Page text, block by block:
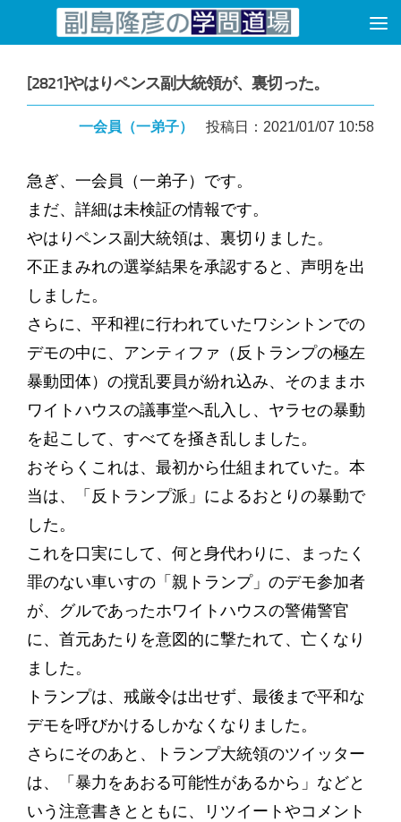
コンテンツへスキップ
[2821]やはりペンス副大統領が、裏切った。
一会員（一弟子） 投稿日：2021/01/07 10:58
急ぎ、一会員（一弟子）です。
まだ、詳細は未検証の情報です。
やはりペンス副大統領は、裏切りました。
不正まみれの選挙結果を承認すると、声明を出
しました。
さらに、平和裡に行われていたワシントンでの
デモの中に、アンティファ（反トランプの極左
暴動団体）の撹乱要員が紛れ込み、そのままホ
ワイトハウスの議事堂へ乱入し、ヤラセの暴動
を起こして、すべてを掻き乱しました。
おそらくこれは、最初から仕組まれていた。本
当は、「反トランプ派」によるおとりの暴動で
した。
これを口実にして、何と身代わりに、まったく
罪のない車いすの「親トランプ」のデモ参加者
が、グルであったホワイトハウスの警備警官
に、首元あたりを意図的に撃たれて、亡くなり
ました。
トランプは、戒厳令は出せず、最後まで平和な
デモを呼びかけるしかなくなりました。
さらにそのあと、トランプ大統領のツイッター
は、「暴力をあおる可能性があるから」などと
いう注意書きとともに、リツイートやコメント